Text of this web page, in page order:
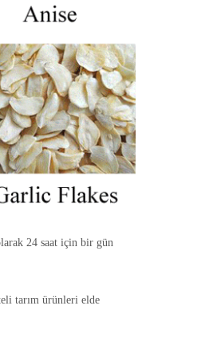
24 saat için bir gün
tarım ürünleri elde